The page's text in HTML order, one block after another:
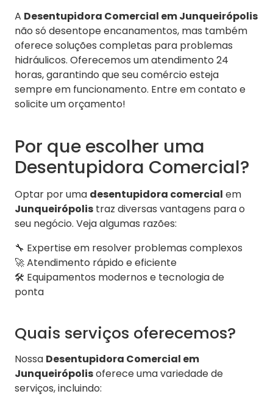
A Desentupidora Comercial em Junqueirópolis
não só desentope encanamentos, mas também
oferece soluções completas para problemas
hidráulicos. Oferecemos um atendimento 24
horas, garantindo que seu comércio esteja
sempre em funcionamento. Entre em contato e
solicite um orçamento!
Por que escolher uma
Desentupidora Comercial?
Optar por uma desentupidora comercial em
Junqueirópolis traz diversas vantagens para o
seu negócio. Veja algumas razões:
🔧 Expertise em resolver problemas complexos
🚀 Atendimento rápido e eficiente
🛠️ Equipamentos modernos e tecnologia de
ponta
Quais serviços oferecemos?
Nossa Desentupidora Comercial em
Junqueirópolisoferece uma variedade de
serviços, incluindo: